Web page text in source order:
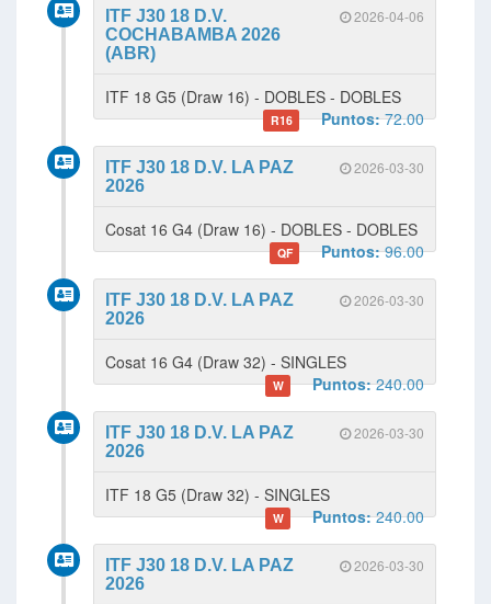
2026-04-06
ITF J30 18 D.V.
COCHABAMBA 2026
(ABR)
ITF 18 G5 (Draw 16) - DOBLES - DOBLES
R16 Puntos:72.00
2026-03-30
ITF J30 18 D.V. LA PAZ
2026
Cosat 16 G4 (Draw 16) - DOBLES - DOBLES
QF Puntos:96.00
2026-03-30
ITF J30 18 D.V. LA PAZ
2026
Cosat 16 G4 (Draw 32) - SINGLES
W Puntos:240.00
2026-03-30
ITF J30 18 D.V. LA PAZ
2026
ITF 18 G5 (Draw 32) - SINGLES
W Puntos:240.00
2026-03-30
ITF J30 18 D.V. LA PAZ
2026